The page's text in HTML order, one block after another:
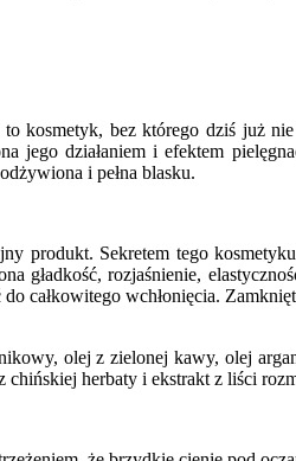
kosmetyk, bez którego dziś już
jego działaniem i efektem
i pełna blasku.
produkt. Sekretem tego
gładkość, rozjaśnienie,
całkowitego wchłonięcia.
olej z zielonej kawy, olej
herbaty i ekstrakt z liści